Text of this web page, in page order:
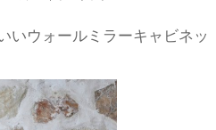
いウォールミラーキャビネッ